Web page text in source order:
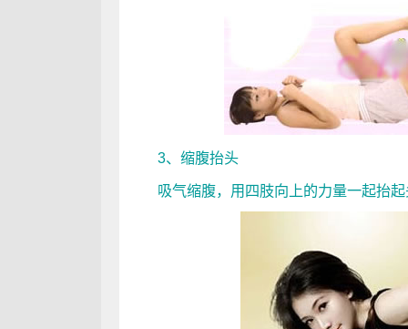
3、缩腹抬头
吸气缩腹，用四肢向上的力量一起抬起